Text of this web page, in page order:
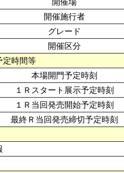
開催施行者
グレード
開催区分
定時間等
本場開門予定時刻
１Ｒスタート展示予定時刻
１Ｒ当回発売開始予定時刻
最終Ｒ当回発売締切予定時刻